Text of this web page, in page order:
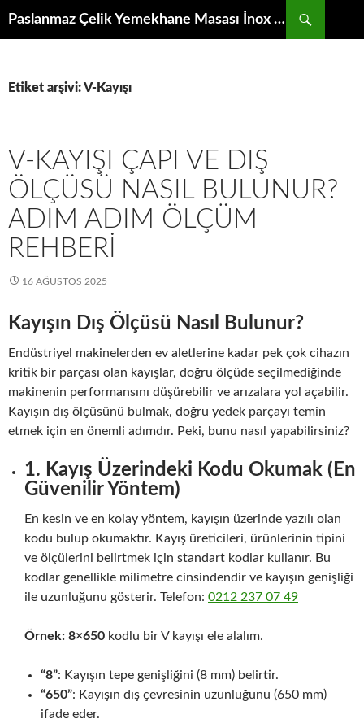
Paslanmaz Çelik Yemekhane Masası İnox Krom Bulaşıkhane Evyesi Tezgahı
Etiket arşivi: V-Kayışı
V-KAYIŞI ÇAPI VE DIŞ
ÖLÇÜSÜ NASIL BULUNUR?
ADIM ADIM ÖLÇÜM
REHBERI
16 AĞUSTOS 2025
Kayışın Dış Ölçüsü Nasıl Bulunur?
Endüstriyel makinelerden ev aletlerine kadar pek çok cihazın
kritik bir parçası olan kayışlar, doğru ölçüde seçilmediğinde
makinenin performansını düşürebilir ve arızalara yol açabilir.
Kayışın dış ölçüsünü bulmak, doğru yedek parçayı temin
etmek için en önemli adımdır. Peki, bunu nasıl yapabilirsiniz?
1. Kayış Üzerindeki Kodu Okumak (En
Güvenilir Yöntem)
En kesin ve en kolay yöntem, kayışın üzerinde yazılı olan
kodu bulup okumaktır. Kayış üreticileri, ürünlerinin tipini
ve ölçülerini belirtmek için standart kodlar kullanır. Bu
kodlar genellikle milimetre cinsindendir ve kayışın genişliği
ile uzunluğunu gösterir. Telefon: 0212 237 07 49
Örnek: 8×650 kodlu bir V kayışı ele alalım.
“8”: Kayışın tepe genişliğini (8 mm) belirtir.
“650”: Kayışın dış çevresinin uzunluğunu (650 mm)
ifade eder.